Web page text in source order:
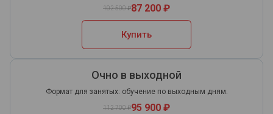
102 500 ₽87 200 ₽
Купить
Очно в выходной
Формат для занятых: обучение по выходным дням.
112 700 ₽95 900 ₽